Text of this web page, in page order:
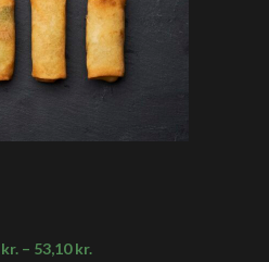
kr. – 53,10kr.